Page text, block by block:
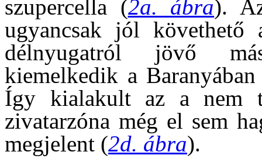
szupercella (2a. ábra).
ugyancsak jól követhető
délnyugatról jövő
kiemelkedik a
Így kialakult az a nem
zivatarzóna még el sem
megjelent (2d. ábra).